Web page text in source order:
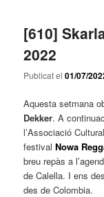
[610]
2022
Publicat el01/07/
Aquesta setmana
Dekker. A
l’Associació
festivalNowa
breu repàs a
de Calella. I ens
des de Colombia.